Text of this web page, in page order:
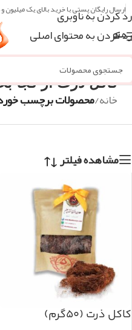
رد کردن به ناوبری
رد کردن به محتوای اصلی
ارسال رایگان پستی با خرید بالای یک
منو
کاکل ذرت از کجا
خانه/محصولات برچسب
مشاهده فیلتر
کاکل ذرت (۵۰گرم)